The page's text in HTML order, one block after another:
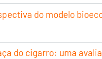
do modelo
do cigarro: uma